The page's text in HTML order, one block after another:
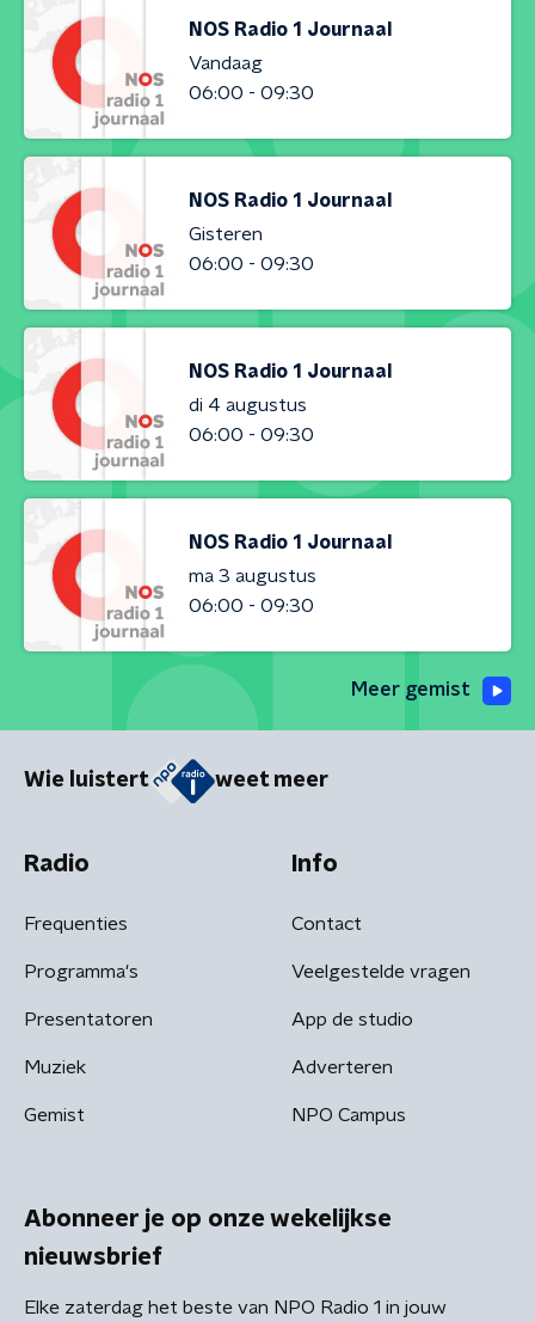
NOS Radio 1 Journaal
Vandaag
06:00 - 09:30
NOS Radio 1 Journaal
Gisteren
06:00 - 09:30
NOS Radio 1 Journaal
di 4 augustus
06:00 - 09:30
NOS Radio 1 Journaal
ma 3 augustus
06:00 - 09:30
Meer gemist
Wie luistert weet meer
Radio
Frequenties
Programma's
Presentatoren
Muziek
Gemist
Info
Contact
Veelgestelde vragen
App de studio
Adverteren
NPO Campus
Abonneer je op onze wekelijkse
nieuwsbrief
Elke zaterdag het beste van NPO Radio 1 in jouw